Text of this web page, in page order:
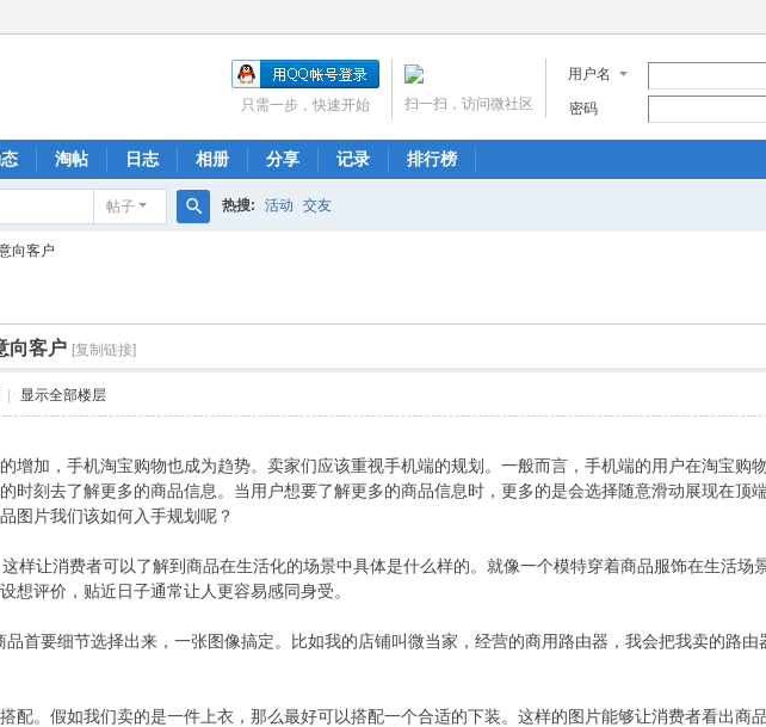
用户名
密码
扫一扫，访问微社区
只需一步，快速开始
淘帖 日志 相册 分享 记录 排行榜
帖子 热搜: 活动 交友
向客户
向客户 [复制链接]
显示全部楼层
增加，手机淘宝购物也成为趋势。卖家们应该重视手机端的规划。一般而言，手机端的用户在淘宝购
时刻去了解更多的商品信息。当用户想要了解更多的商品信息时，更多的是会选择随意滑动展现在顶
图片我们该如何入手规划呢？
样让消费者可以了解到商品在生活化的场景中具体是什么样的。就像一个模特穿着商品服饰在生活场
想评价，贴近日子通常让人更容易感同身受。
品首要细节选择出来，一张图像搞定。比如我的店铺叫微当家，经营的商用路由器，我会把我卖的路
配。假如我们卖的是一件上衣，那么最好可以搭配一个合适的下装。这样的图片能够让消费者看出商